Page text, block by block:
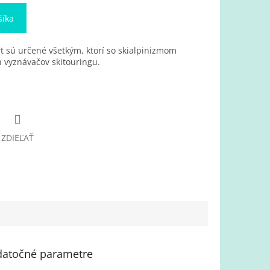
sú určené všetkým, ktorí so skialpinizmom
skitouringu.
ZDIEĽAŤ
parametre